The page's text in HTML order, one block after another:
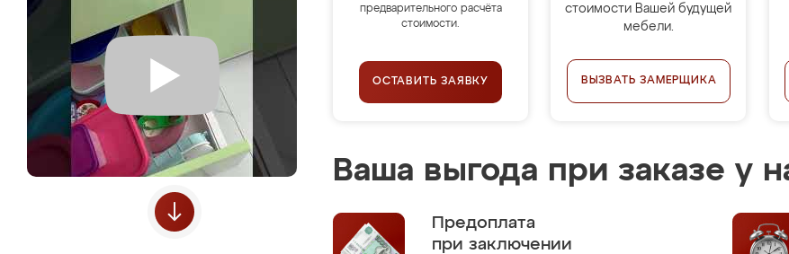
предварительного расчёта
стоимости.
ОСТАВИТЬ ЗАЯВКУ
стоимости Вашей будущей
мебели.
ВЫЗВАТЬ ЗАМЕРЩИКА
Ваша выгода при заказе у
Предоплата
при заключении